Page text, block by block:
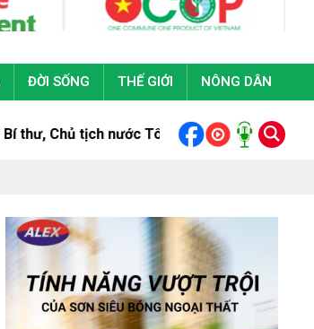
ĐỜI SỐNG THẾ GIỚI NÔNG DÂN
Lâm tại Đại hội đại biểu toàn quốc Đoàn